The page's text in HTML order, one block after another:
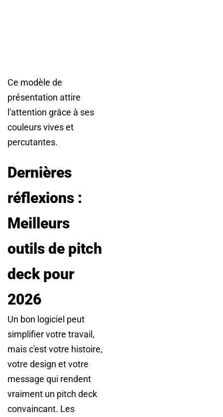
Ce modèle de
présentation attire
l'attention grâce à ses
couleurs vives et
percutantes.
Dernières
réflexions :
Meilleurs
outils de pitch
deck pour
2026
Un bon logiciel peut
simplifier votre travail,
mais c'est votre histoire,
votre design et votre
message qui rendent
vraiment un pitch deck
convaincant. Les